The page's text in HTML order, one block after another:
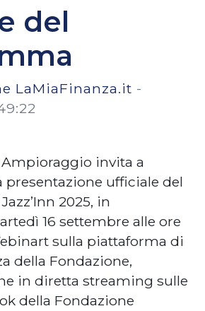
del
LaMiaFinanza.it -
invita a
presentazione ufficiale del
2025, in
16 settembre alle ore
sulla piattaforma di
della Fondazione,
in diretta streaming sulle
della Fondazione